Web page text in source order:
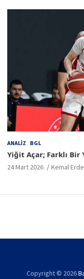
ANALIZ BGL
Yiğit Açar; Farklı
24 Mart 2026 Kemal
Copyright © 2026